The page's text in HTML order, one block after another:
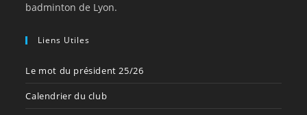
badminton de Lyon.
Liens Utiles
Le mot du président 25/26
Calendrier du club